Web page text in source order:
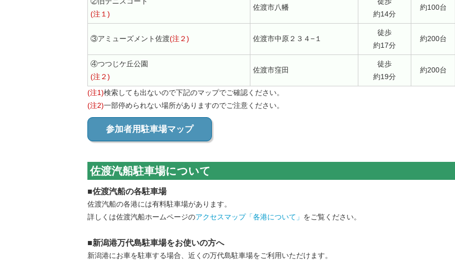
(注１)
佐渡市八幡
約14分
約100台
③アミューズメント佐渡(注２) 佐渡市中原２３４−１
徒歩
約17分
約200台
④つつじケ丘公園
(注２)
佐渡市窪田
徒歩
約19分
約200台
(注1)検索しても出ないので下記のマップでご確認ください。
(注2)一部停められない場所がありますのでご注意ください。
参加者用駐車場マップ
佐渡汽船駐車場について
■佐渡汽船の各駐車場
佐渡汽船の各港には有料駐車場があります。
詳しくは佐渡汽船ホームページのアクセスマップ「各港について」 をご覧ください。
■新潟港万代島駐車場をお使いの方へ
新潟港にお車を駐車する場合、近くの万代島駐車場をご利用いただけます。